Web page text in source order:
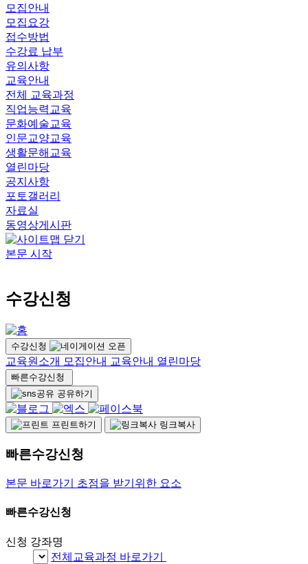
모집안내
모집요강
접수방법
수강료 납부
유의사항
교육안내
전체 교육과정
직업능력교육
문화예술교육
인문교양교육
생활문해교육
열린마당
공지사항
포토갤러리
자료실
동영상게시판
본문 시작
수강신청
수강신청
교육원소개 모집안내 교육안내 열린마당
빠른수강신청
공유하기
프린트하기 링크복사
빠른수강신청
본문 바로가기 초점을 받기위한 요소
빠른수강신청
신청 강좌명
전체교육과정 바로가기